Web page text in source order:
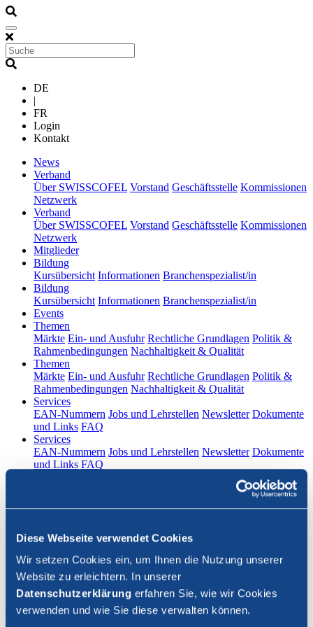
Diese Webseite verwendet Cookies
Wir setzen Cookies ein, um Ihnen die Nutzung unserer
Website zu erleichtern. In unserer
Datenschutzerklärung erfahren Sie, wie wir Cookies
verwenden und wie Sie diese verwalten können.
DE
|
FR
Login
Kontakt
News(current)
Verband
Über SWISSCOFEL Vorstand Geschäftsstelle Kommissionen
Netzwerk
Verband
Über SWISSCOFEL Vorstand Geschäftsstelle Kommissionen
Netzwerk
Mitglieder(current)
Bildung(current)
Kursübersicht Informationen Branchenspezialist/in
Bildung(current)
Kursübersicht Informationen Branchenspezialist/in
Events(current)
Themen
Märkte Ein- und Ausfuhr Rechtliche Grundlagen Politik &
Rahmenbedingungen Nachhaltigkeit & Qualität
Themen
Märkte Ein- und Ausfuhr Rechtliche Grundlagen Politik &
Rahmenbedingungen Nachhaltigkeit & Qualität
Services(current)
EAN-Nummern Jobs und Lehrstellen Newsletter Dokumente
und Links FAQ
Services(current)
EAN-Nummern Jobs und Lehrstellen Newsletter Dokumente
und Links FAQ
FR
Login
Suche schliessen